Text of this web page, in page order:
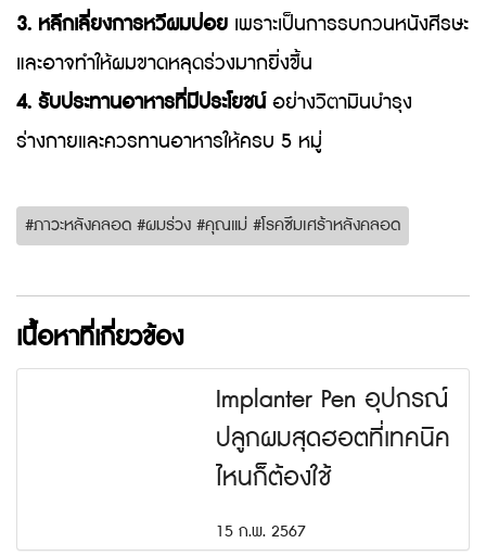
3. หลีกเลี่ยงการหวีผมบ่อย เพราะเป็นการรบกวนหนังศีรษะ
และอาจทำให้ผมขาดหลุดร่วงมากยิ่งขึ้น
4. รับประทานอาหารที่มีประโยชน์อย่างวิตามินบำรุง
ร่างกายและควรทานอาหารให้ครบ 5 หมู่
#ภาวะหลังคลอด #ผมร่วง #คุณแม่ #โรคซึมเศร้าหลังคลอด
เนื้อหาที่เกี่ยวข้อง
Implanter Pen อุปกรณ์
ปลูกผมสุดฮอตที่เทคนิค
ไหนก็ต้องใช้
15 ก.พ. 2567